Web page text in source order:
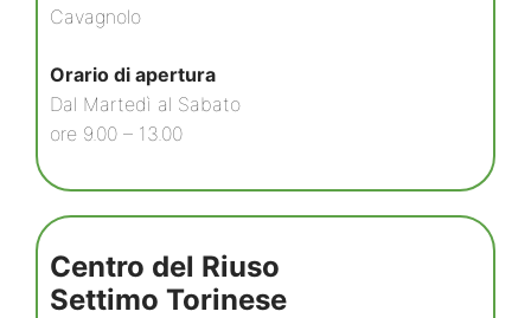
Cavagnolo
Orario di apertura
Dal Martedì al Sabato
ore 9.00 – 13.00
Centro del Riuso
Settimo Torinese